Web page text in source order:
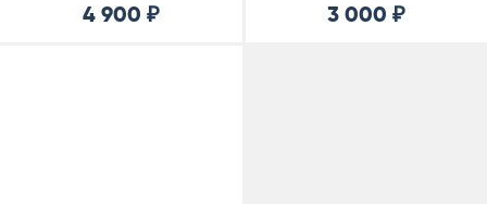
4 900 ₽ 3 000 ₽